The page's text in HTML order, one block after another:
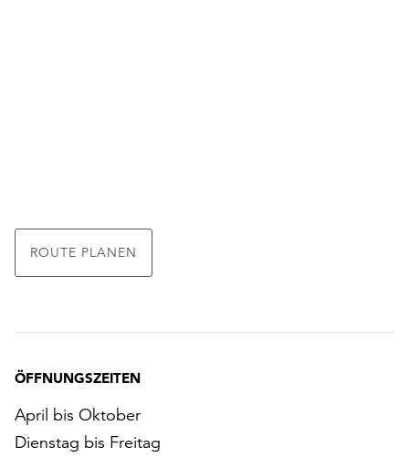
ROUTE PLANEN
ÖFFNUNGSZEITEN
April bis Oktober
Dienstag bis Freitag